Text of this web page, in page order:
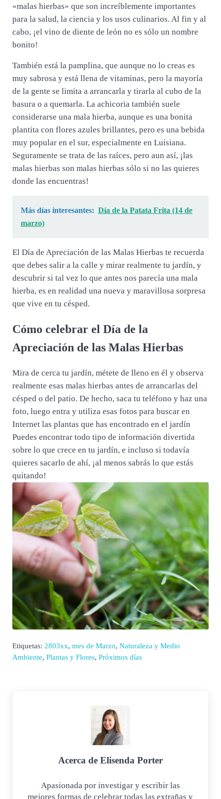
«malas hierbas» que son increíblemente importantes
para la salud, la ciencia y los usos culinarios. Al fin y al
cabo, ¡el vino de diente de león no es sólo un nombre
bonito!
También está la pamplina, que aunque no lo creas es
muy sabrosa y está llena de vitaminas, pero la mayoría
de la gente se limita a arrancarla y tirarla al cubo de la
basura o a quemarla. La achicoria también suele
considerarse una mala hierba, aunque es una bonita
plantita con flores azules brillantes, pero es una bebida
muy popular en el sur, especialmente en Luisiana.
Seguramente se trata de las raíces, pero aun así, ¡las
malas hierbas son malas hierbas sólo si no las quieres
donde las encuentras!
Más días interesantes: Día de la Patata Frita (14 de
marzo)
El Día de Apreciación de las Malas Hierbas te recuerda
que debes salir a la calle y mirar realmente tu jardín, y
descubrir si tal vez lo que antes nos parecía una mala
hierba, es en realidad una nueva y maravillosa sorpresa
que vive en tu césped.
Cómo celebrar el Día de la
Apreciación de las Malas Hierbas
Mira de cerca tu jardín, métete de lleno en él y observa
realmente esas malas hierbas antes de arrancarlas del
césped o del patio. De hecho, saca tu teléfono y haz una
foto, luego entra y utiliza esas fotos para buscar en
Internet las plantas que has encontrado en el jardín
Puedes encontrar todo tipo de información divertida
sobre lo que crece en tu jardín, e incluso si todavía
quieres sacarlo de ahí, ¡al menos sabrás lo que estás
quitando!
Etiquetas: 2803xx, mes de Marzo, Naturaleza y Medio
Ambiente, Plantas y Flores, Próximos días
Acerca de Elisenda Porter
Apasionada por investigar y escribir las
mejores formas de celebrar todas las extrañas y